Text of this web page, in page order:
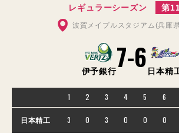
レギュラーシーズン 第
波賀メイプルスタジアム(兵庫
伊予銀行7-6 日本精
1 2 3 4 5 6
日本精工 3 0 3 0 0 0